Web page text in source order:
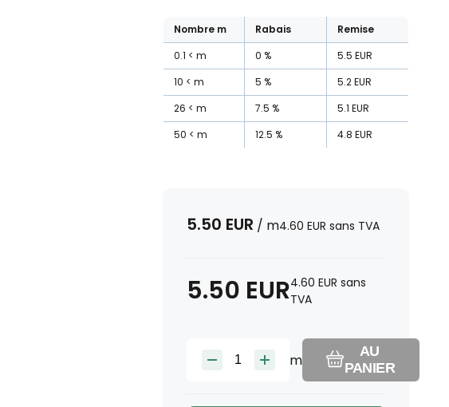
Nombre m Rabais
Remise
0.1
m 0 % 5.5 EUR
10
m 5 % 5.2EUR
26
m 7.5 % 5.1 EUR
50
m 12.5 % 4.8 EUR
5.50 EUR / m4.60 EUR sans TVA
5.50 EUR4.60 EUR sans
TVA
m
AU
PANIER